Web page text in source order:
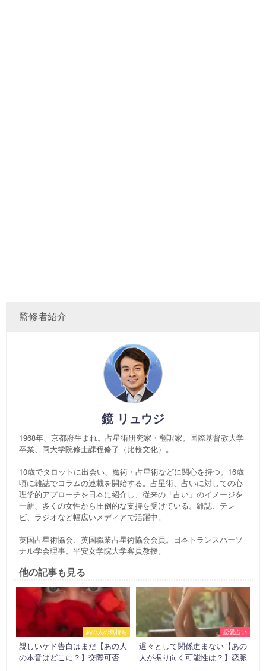
監修者紹介
鏡 リュウジ
1968年、京都府生まれ。占星術研究家・翻訳家。国際基督教大学
卒業、同大学院修士課程修了（比較文化）。
10歳でタロットに出会い、魔術・占星術などに関心を持つ。16歳
頃に雑誌でコラムの連載を開始する。占星術、占いに対しての心
理学的アプローチを日本に紹介し、従来の「占い」のイメージを
一新、多くの女性から圧倒的な支持を受けている。雑誌、テレ
ビ、ラジオなど幅広いメディアで活躍中。
英国占星術協会、英国職業占星術協会会員。日本トランスパーソ
ナル学会理事。平安女学院大学客員教授。
他の記事も見る
あの人の気持ち
親しいケド告白はまだ【あの人
の本音はどこに？】交際可否
恋愛占い
遅々として関係進まない【あの
人が振り向く可能性は？】恋脈